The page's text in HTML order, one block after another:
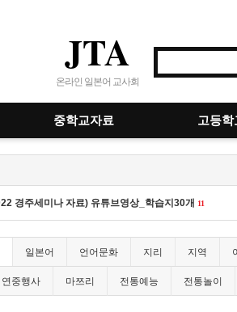
JTA
온라인 일본어 교사회
중학교자료 고등
경주세미나 자료) 유튜브영상_학습지30개 11
일본어 언어문화 지리 지역
연중행사 마쯔리 전통예능 전통놀이